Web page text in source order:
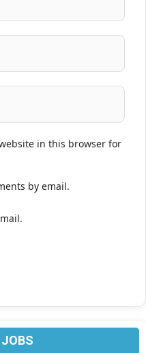
in this browser for
by email.